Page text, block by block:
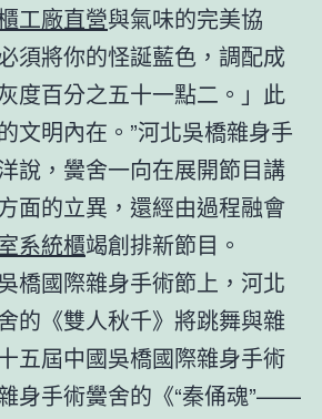
工廠直營與氣味的完美協
須將你的怪誕藍色，調配成
度百分之五十一點二。」此
文明內在。”河北吳橋雜身手
說，黌舍一向在展開節目講
面的立異，還經由過程融會
系統櫃竭創排新節目。
橋國際雜身手術節上，河北
的《雙人秋千》將跳舞與雜
五屆中國吳橋國際雜身手術
身手術黌舍的《“秦俑魂”——